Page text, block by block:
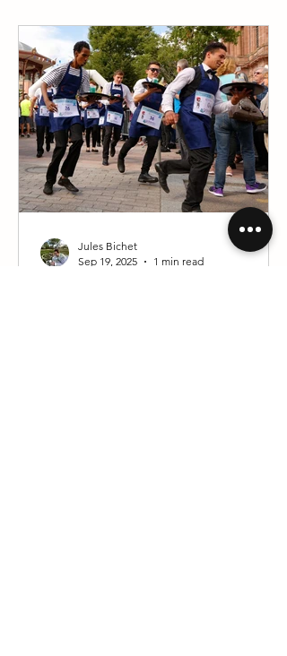
Jules Bichet
Sep 19, 2025
1 min read